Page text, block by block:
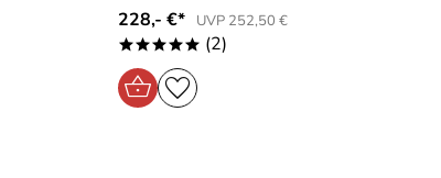
228,- €*
UVP 252,50 €
***** (2)